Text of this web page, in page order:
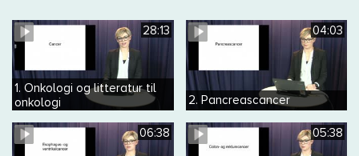
28:13
1. Onkologi og litteratur til
onkologi
04:03
2. Pancreascancer
06:38 05:38